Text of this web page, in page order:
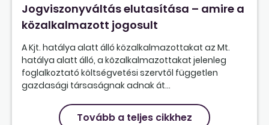
Jogviszonyváltás elutasítása – amire a
közalkalmazott jogosult
A Kjt. hatálya alatt álló közalkalmazottakat az Mt.
hatálya alatt álló, a közalkalmazottakat jelenleg
foglalkoztató költségvetési szervtől független
gazdasági társaságnak adnak át...
Tovább a teljes cikkhez